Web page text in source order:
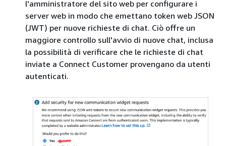
l'amministratore del sito web per configurare i
server web in modo che emettano token web JSON
(JWT) per nuove richieste di chat. Ciò offre un
maggiore controllo sull'avvio di nuove chat, inclusa
la possibilità di verificare che le richieste di chat
inviate a Connect Customer provengano da utenti
autenticati.